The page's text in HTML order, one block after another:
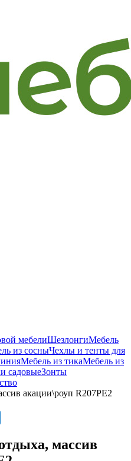
мебелиШезлонгиМебель
из сосныЧехлы и тенты для
Мебель из тикаМебель из
садовыеЗонты
акации\роуп R207PE2
массив